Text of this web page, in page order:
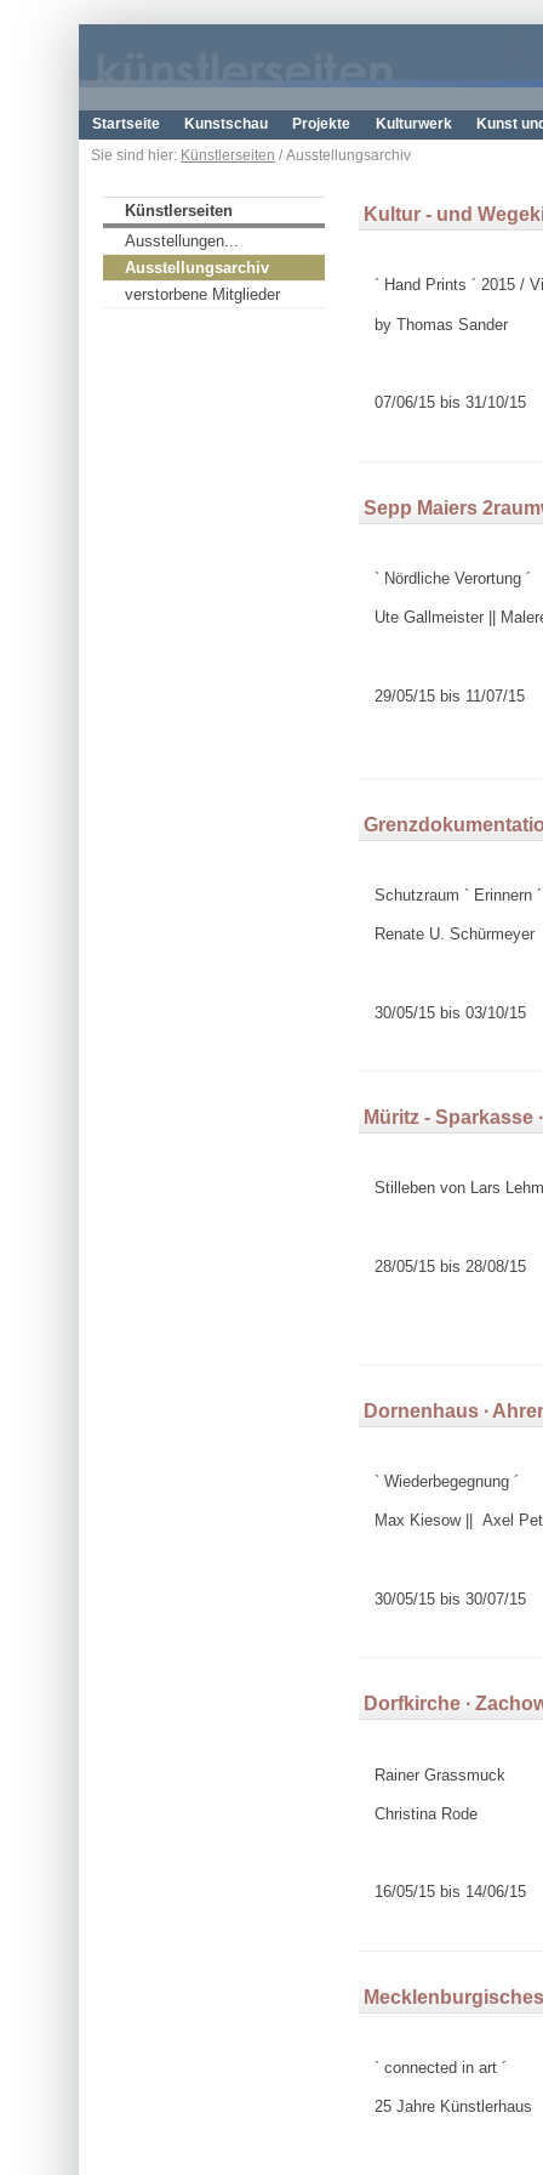
Startseite Kunstschau Projekte Kulturwerk
Kunst
Sie sind hier: Künstlerseiten / Ausstellungsarchiv
Künstlerseiten
Ausstellungen...
Ausstellungsarchiv
verstorbene Mitglieder
Kultur - und
` Hand Prints ´ 2015 /
by Thomas Sander
07/06/15 bis 31/10/15
Sepp Maiers
` Nördliche Verortung ´
Ute Gallmeister ||
29/05/15 bis 11/07/15
Schutzraum ` Erinnern ´
Renate U. Schürmeyer
30/05/15 bis 03/10/15
Müritz - Sparkasse
Stilleben von Lars
28/05/15 bis 28/08/15
Dornenhaus ∙
` Wiederbegegnung ´
Max Kiesow || Axel
30/05/15 bis 30/07/15
Dorfkirche ∙
Rainer Grassmuck
Christina Rode
16/05/15 bis 14/06/15
` connected in art ´
25 Jahre Künstlerhaus